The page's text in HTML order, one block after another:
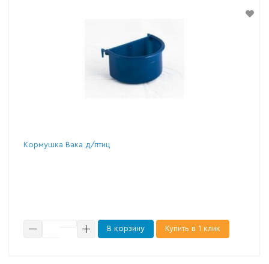
Кормушка Вака д/птиц
В корзину Купить в 1 клик